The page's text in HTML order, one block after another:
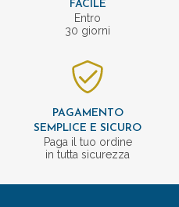
FACILE
Entro
30 giorni
PAGAMENTO
SEMPLICE E SICURO
Paga il tuo ordine
in tutta sicurezza